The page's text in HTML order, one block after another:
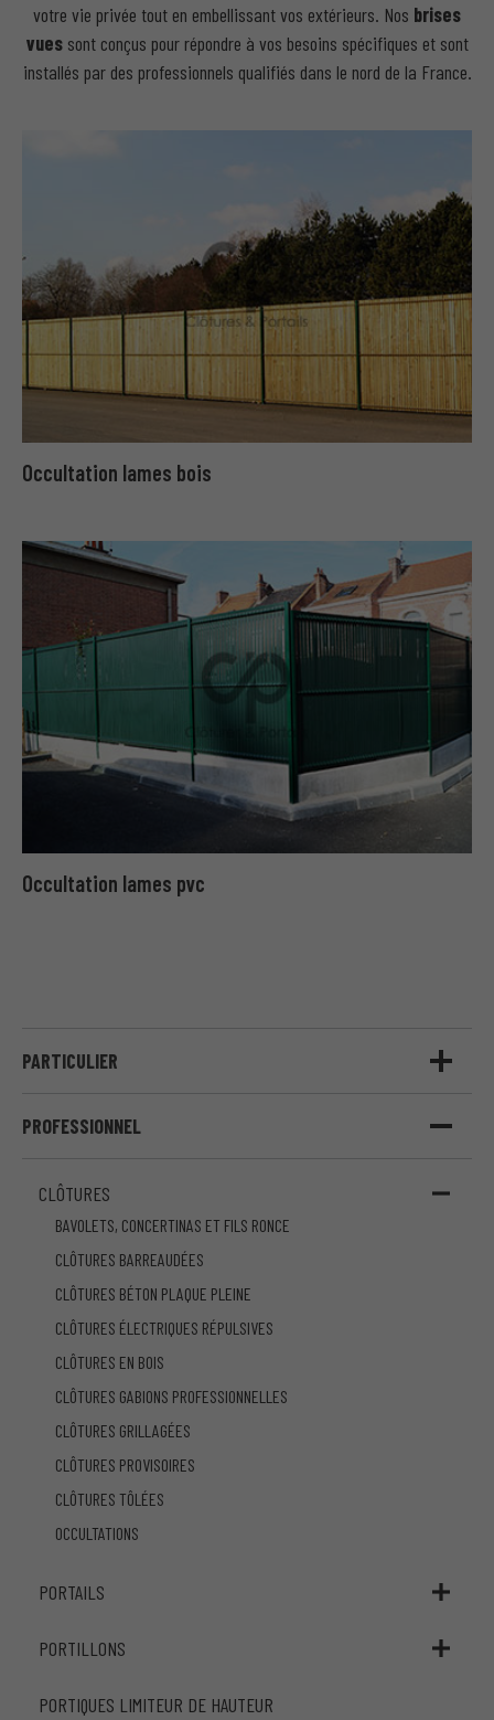
PARTICULIER
PROFESSIONNEL
CLÔTURES
BAVOLETS, CONCERTINAS ET FILS RONCE
CLÔTURES BARREAUDÉES
CLÔTURES BÉTON PLAQUE PLEINE
CLÔTURES ÉLECTRIQUES RÉPULSIVES
CLÔTURES EN BOIS
CLÔTURES GABIONS PROFESSIONNELLES
CLÔTURES GRILLAGÉES
CLÔTURES PROVISOIRES
CLÔTURES TÔLÉES
OCCULTATIONS
PORTAILS
PORTILLONS
PORTIQUES LIMITEUR DE HAUTEUR
votre vie privée tout en embellissant vos extérieurs. Nos brises
vuessont conçus pour répondre à vos besoins spécifiques et sont
installés par des professionnels qualifiés dans le nord de la France.
Occultation lames bois
Occultation lames pvc